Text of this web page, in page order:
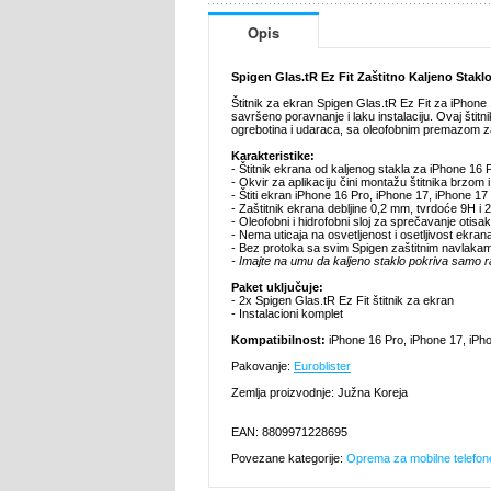
Opis
Spigen Glas.tR Ez Fit Zaštitno Kaljeno
Štitnik za ekran Spigen Glas.tR Ez Fit za
savršeno poravnanje i laku instalaciju. Ovaj
ogrebotina i udaraca, sa oleofobnim premazom
Karakteristike:
- Štitnik ekrana od kaljenog stakla za iPhone 16
- Okvir za aplikaciju čini montažu štitnika brzom
- Štiti ekran iPhone 16 Pro, iPhone 17, iPhone
- Zaštitnik ekrana debljine 0,2 mm, tvrdoće 9H i
- Oleofobni i hidrofobni sloj za sprečavanje
- Nema uticaja na osvetljenost i osetljivost
- Bez protoka sa svim Spigen zaštitnim
- Imajte na umu da kaljeno staklo pokriva samo
Paket uključuje:
- 2x Spigen Glas.tR Ez Fit štitnik za ekran
- Instalacioni komplet
Kompatibilnost: iPhone 16 Pro, iPhone 17,
Pakovanje: Euroblister
Zemlja proizvodnje: Južna Koreja
EAN: 8809971228695
Povezane kategorije: Oprema za mobilne